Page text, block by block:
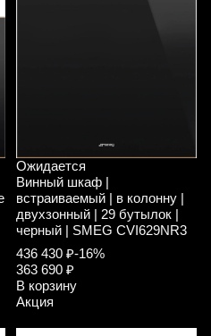
Ожидается
Винный шкаф |
встраиваемый | в колонну |
двухзонный | 29 бутылок |
черный | SMEG CVI629NR3
436 430 ₽-16%
363 690 ₽
В корзину
Акция